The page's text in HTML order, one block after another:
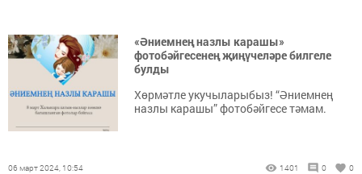
«Әниемнең назлы карашы»
фотобәйгесенең җиңүчеләре билгеле
булды
Хөрмәтле укучыларыбыз! “Әниемнең
назлы карашы” фотобәйгесе тәмам.
06 март 2024, 10:54 1401 0 0